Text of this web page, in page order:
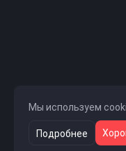
Мы используем
Подробнее